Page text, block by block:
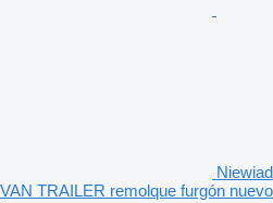
VAN TRAILER remolque furgón nuevo